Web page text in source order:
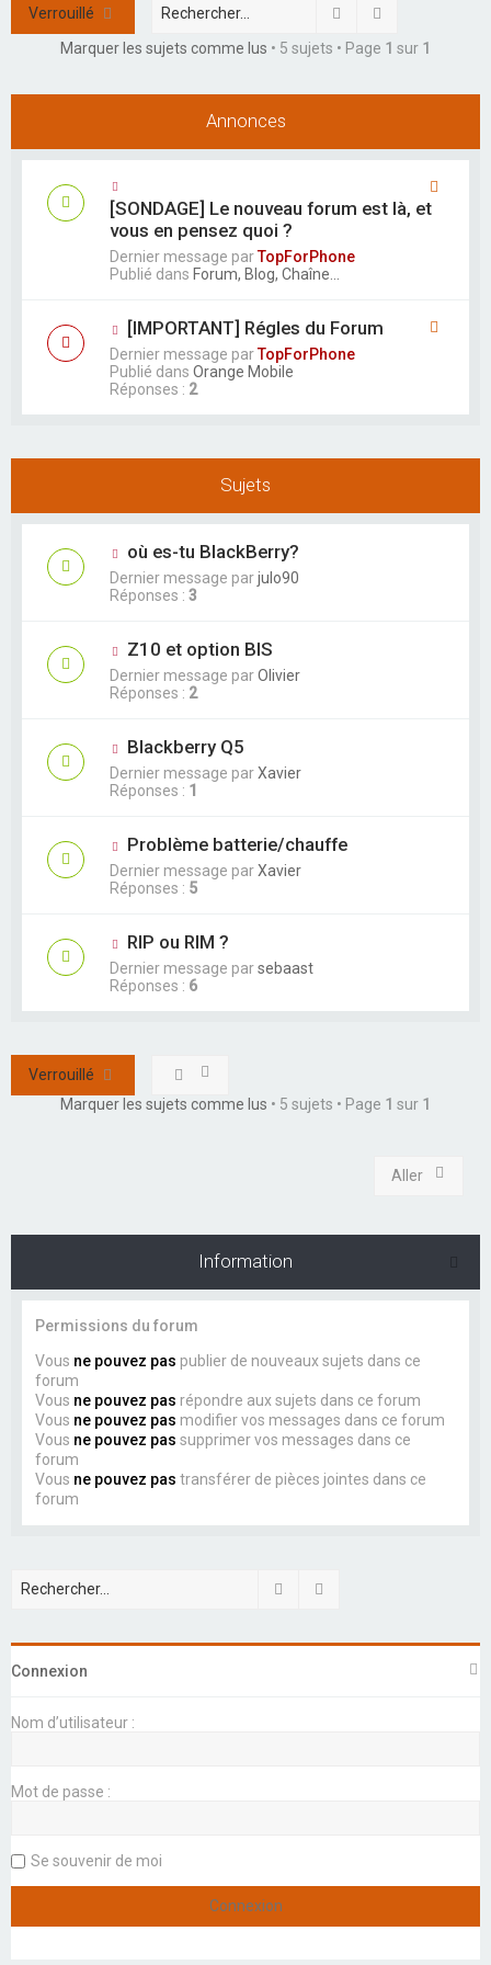
Verrouillé Rechercher
Marquer les sujets comme lus • 5 sujets • Page 1 sur 1
Annonces
[SONDAGE] Le nouveau forum est là, et
vous en pensez quoi ?
Dernier message parTopForPhone
Publié dans Forum, Blog, Chaîne...
[IMPORTANT] Régles du Forum
Dernier message parTopForPhone
Publié dans Orange Mobile
Réponses : 2
Sujets
où es-tu BlackBerry?
Dernier message parjulo90
Réponses : 3
Z10 et option BIS
Dernier message parOlivier
Réponses : 2
Blackberry Q5
Dernier message parXavier
Réponses : 1
Problème batterie/chauffe
Dernier message parXavier
Réponses : 5
RIP ou RIM ?
Dernier message parsebaast
Réponses : 6
Verrouillé
Marquer les sujets comme lus • 5 sujets • Page 1 sur 1
Aller
Information
Permissions du forum
Vous ne pouvez pas publier de nouveaux sujets dans ce
forum
Vous ne pouvez pas répondre aux sujets dans ce forum
Vous ne pouvez pas modifier vos messages dans ce forum
Vous ne pouvez pas supprimer vos messages dans ce
forum
Vous ne pouvez pas transférer de pièces jointes dans ce
forum
Rechercher
Connexion
Nom d’utilisateur :
Mot de passe :
Se souvenir de moi